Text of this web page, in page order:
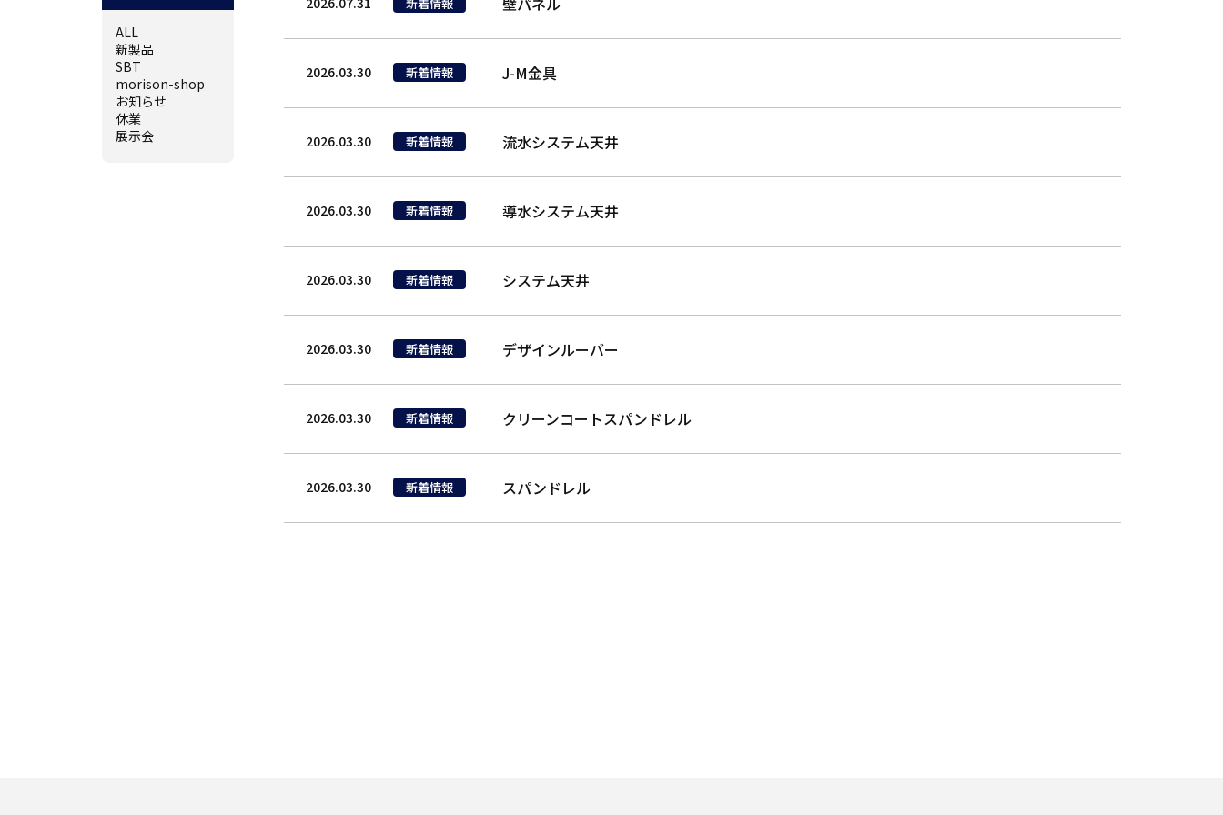
ALL
新製品
SBT
morison-shop
お知らせ
休業
展示会
2026.03.30 新着情報 J-M金具
2026.03.30 新着情報 流水システム天井
2026.03.30 新着情報 導水システム天井
2026.03.30 新着情報 システム天井
2026.03.30 新着情報 デザインルーバー
2026.03.30 新着情報 クリーンコートスパンドレル
2026.03.30 新着情報 スパンドレル